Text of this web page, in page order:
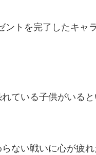
トを完了したキャ
ている子供がいる
ない戦いに心が疲れ